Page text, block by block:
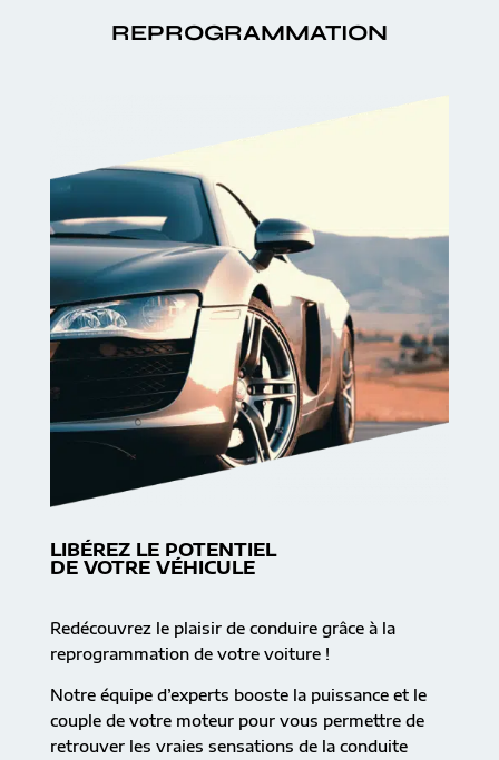
REPROGRAMMATION
LIBÉREZ LE POTENTIEL
DE VOTRE VÉHICULE
Redécouvrez le plaisir de conduire grâce à la
reprogrammation de votre voiture !
Notre équipe d’experts booste la puissance et le
couple de votre moteur pour vous permettre de
retrouver les vraies sensations de la conduite